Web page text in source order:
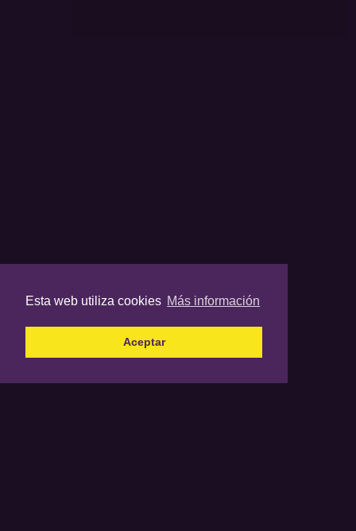
Esta web utiliza cookies Más información
Aceptar